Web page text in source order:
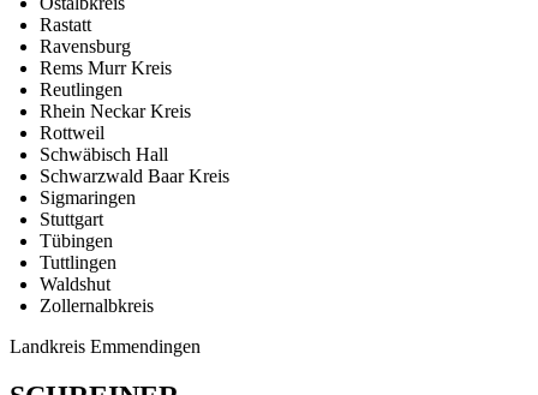
Rastatt
Ravensburg
Rems Murr Kreis
Reutlingen
Rhein Neckar Kreis
Rottweil
Schwäbisch Hall
Schwarzwald Baar Kreis
Sigmaringen
Stuttgart
Tübingen
Tuttlingen
Waldshut
Zollernalbkreis
Landkreis Emmendingen